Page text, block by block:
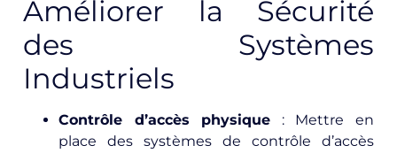
Améliorer la Sécurité
des Systèmes
Industriels
Contrôle d’accès physique : Mettre en
place des systèmes de contrôle d’accès